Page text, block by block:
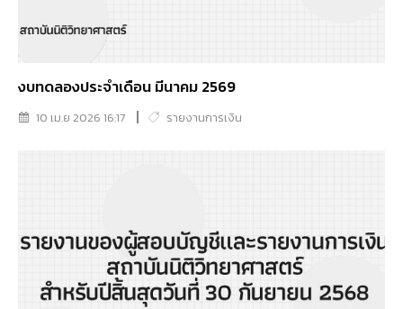
งบทดลองประจำเดือน มีนาคม 2569
10 เม.ย 2026 16:17 รายงานการเงิน